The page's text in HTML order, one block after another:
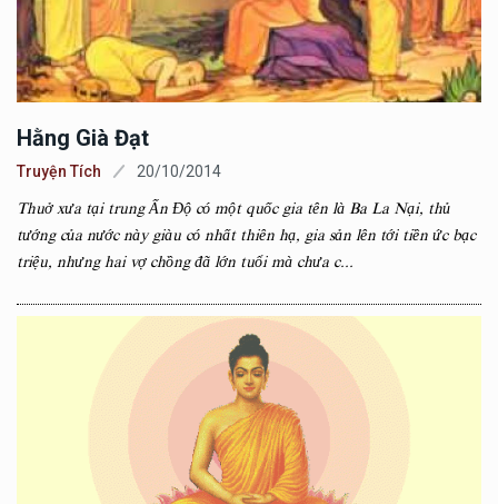
Hằng Già Đạt
Truyện Tích 20/10/2014
Thuở xưa tại trung Ấn Độ có một quốc gia tên là Ba La Nại, thủ
tướng của nước này giàu có nhất thiên hạ, gia sản lên tới tiền ức bạc
triệu, nhưng hai vợ chồng đã lớn tuổi mà chưa c...